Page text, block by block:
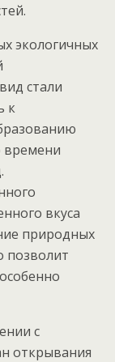
экологичных
стали
к
времени
вкуса
природных
позволит
с
открывания